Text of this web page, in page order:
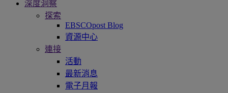
深度洞察
探索
EBSCOpost Blog
資源中心
連接
活動
最新消息
電子月報